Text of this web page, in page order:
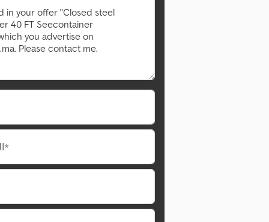
البريد الإلكتروني*